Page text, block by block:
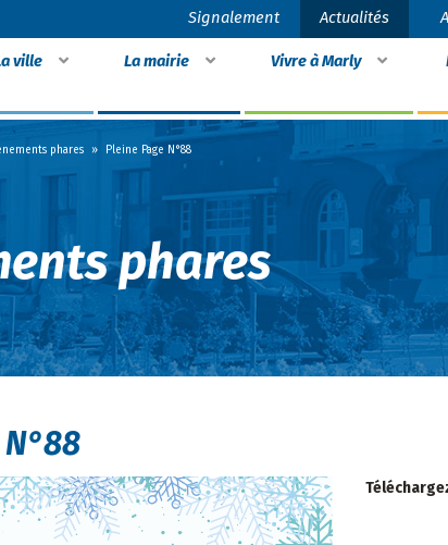
Signalement Actualités
ville La mairie Vivre à Marly
phares » Pleine Page N°88
phares